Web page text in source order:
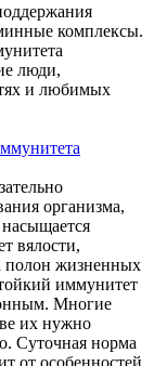
комплексы.
люди,
и любимых
организма,
насыщается
вялости,
полон жизненных
иммунитет
Многие
их нужно
Суточная норма
от особенностей